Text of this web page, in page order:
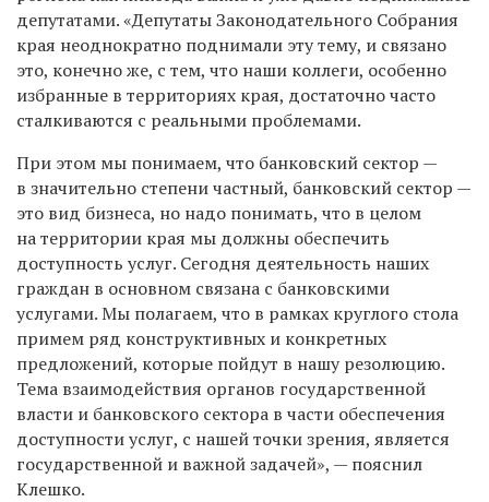
депутатами. «Депутаты Законодательного Собрания
края неоднократно поднимали эту тему, и связано
это, конечно же, с тем, что наши коллеги, особенно
избранные в территориях края, достаточно часто
сталкиваются с реальными проблемами.
При этом мы понимаем, что банковский сектор —
в значительно степени частный, банковский сектор —
это вид бизнеса, но надо понимать, что в целом
на территории края мы должны обеспечить
доступность услуг. Сегодня деятельность наших
граждан в основном связана с банковскими
услугами. Мы полагаем, что в рамках круглого стола
примем ряд конструктивных и конкретных
предложений, которые пойдут в нашу резолюцию.
Тема взаимодействия органов государственной
власти и банковского сектора в части обеспечения
доступности услуг, с нашей точки зрения, является
государственной и важной задачей», — пояснил
Клешко.